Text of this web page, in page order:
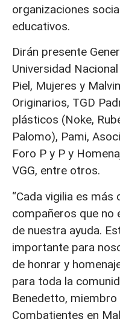
organizaciones
educativos.
Dirán presente
Universidad
Piel, Mujeres y
Originarios, TGD
plásticos (Noke,
Palomo), Pami,
Foro P y P y
VGG, entre otros.
“Cada vigilia es
compañeros que no
de nuestra ayuda.
importante para
de honrar y
para toda la
Benedetto,
Combatientes en